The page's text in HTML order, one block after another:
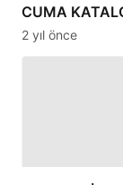
CUMA
HAFTA NELER
2 yıl önce